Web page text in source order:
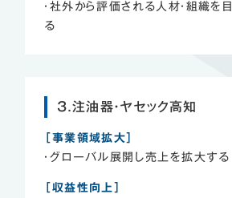
・社外から評価される人材・組織を
る
3.注油器・ヤセック高知
［事業領域拡大］
・グローバル展開し売上を拡大する
［収益性向上］